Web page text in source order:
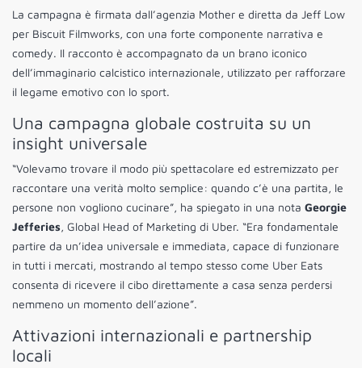
La campagna è firmata dall’agenzia Mother e diretta da Jeff Low
per Biscuit Filmworks, con una forte componente narrativa e
comedy. Il racconto è accompagnato da un brano iconico
dell’immaginario calcistico internazionale, utilizzato per rafforzare
il legame emotivo con lo sport.
Una campagna globale costruita su un
insight universale
“Volevamo trovare il modo più spettacolare ed estremizzato per
raccontare una verità molto semplice: quando c’è una partita, le
persone non vogliono cucinare”, ha spiegato in una nota Georgie
Jefferies, Global Head of Marketing di Uber. “Era fondamentale
partire da un’idea universale e immediata, capace di funzionare
in tutti i mercati, mostrando al tempo stesso come Uber Eats
consenta di ricevere il cibo direttamente a casa senza perdersi
nemmeno un momento dell’azione”.
Attivazioni internazionali e partnership
locali